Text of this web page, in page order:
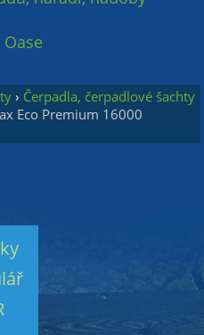
› Čerpadla, čerpadlové šachty
Eco Premium 16000